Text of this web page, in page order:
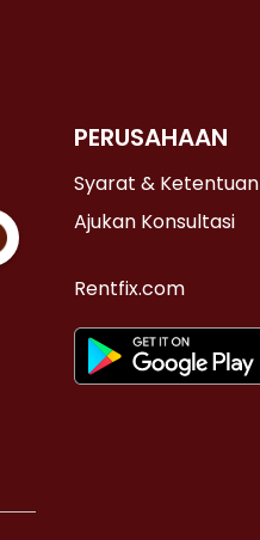
PERUSAHAAN
Syarat & Ketentuan
Ajukan Konsultasi
Rentfix.com